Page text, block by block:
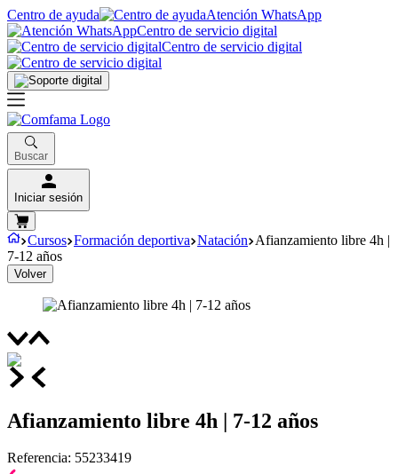
Centro de ayuda
Atención WhatsApp
Centro de servicio digital
Centro de servicio digital
Buscar
Iniciar sesión
Cursos Formación deportiva Natación Afianzamiento libre 4h |
7-12 años
Volver
Afianzamiento libre 4h | 7-12 años
Referencia: 55233419